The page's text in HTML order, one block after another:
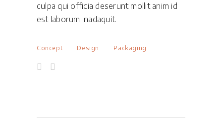
culpa qui officia deserunt mollit anim id
est laborum inadaquit.
Concept Design Packaging